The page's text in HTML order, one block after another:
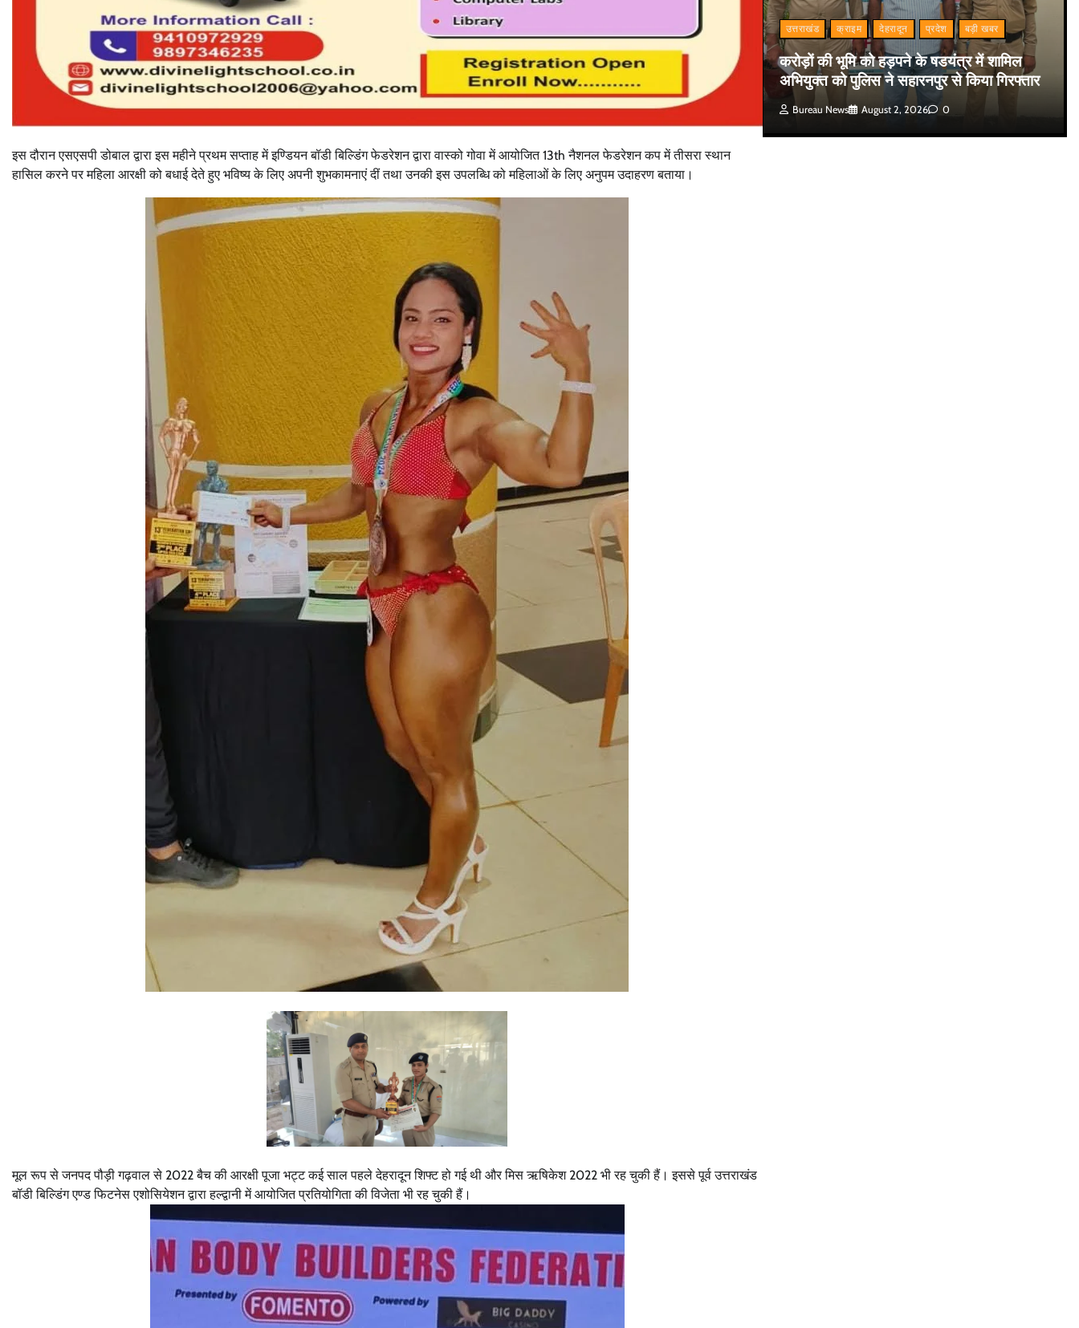
इस दौरान एसएसपी डोबाल द्वारा इस महीने प्रथम सप्ताह में इण्डियन बॉडी बिल्डिंग फेडरेशन द्वारा वास्को गोवा में आयोजित 13th नैशनल फेडरेशन कप में तीसरा स्थान
हासिल करने पर महिला आरक्षी को बधाई देते हुए भविष्य के लिए अपनी शुभकामनाएं दीं तथा उनकी इस उपलब्धि को महिलाओं के लिए अनुपम उदाहरण बताया।
मूल रूप से जनपद पौड़ी गढ़वाल से 2022 बैच की आरक्षी पूजा भट्ट कई साल पहले देहरादून शिफ्ट हो गई थी और मिस ऋषिकेश 2022 भी रह चुकी हैं। इससे पूर्व उत्तराखंड
बॉडी बिल्डिंग एण्ड फिटनेस एशोसियेशन द्वारा हल्द्वानी में आयोजित प्रतियोगिता की विजेता भी रह चुकी हैं।
उत्तराखंड प्रदेश बड़ी खबर
जनसुनवाई कार्यक्रम में विभिन्न विभागों से संबंधित
56 समस्याएं की गई दर्ज, 32 समस्याओं का किया
गया मौके पर निस्तारण
Bureau News July 28, 2026 0
उत्तराखंड क्राइम देहरादून प्रदेश बड़ी खबर
करोड़ों की भूमि को हड़पने के षडयंत्र में शामिल
अभियुक्त को पुलिस ने सहारनपुर से किया गिरफ्तार
Bureau News August 2, 2026 0